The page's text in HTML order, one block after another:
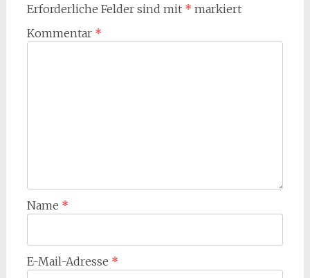
Erforderliche Felder sind mit * markiert
Kommentar *
Name *
E-Mail-Adresse *